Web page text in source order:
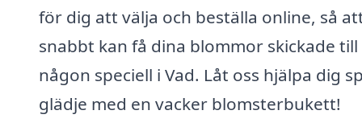
för dig att välja och beställa online, så
snabbt kan få dina blommor skickade till
någon speciell i Vad. Låt oss hjälpa dig
glädje med en vacker blomsterbukett!